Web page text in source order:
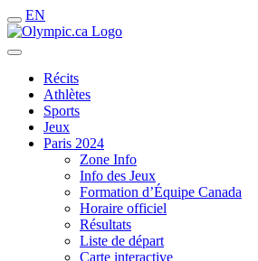
EN
Récits
Athlètes
Sports
Jeux
Paris 2024
Zone Info
Info des Jeux
Formation d’Équipe Canada
Horaire officiel
Résultats
Liste de départ
Carte interactive